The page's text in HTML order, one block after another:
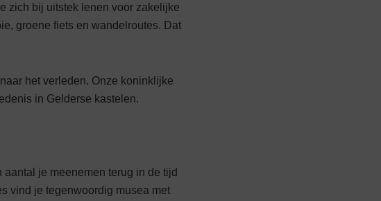
zich bij uitstek lenen voor zakelijke
groene fiets­ en wandelroutes. Dat
het verleden. Onze koninklijke
in Gelderse kastelen.
je meenemen terug in de tijd
vind je tegenwoordig musea met